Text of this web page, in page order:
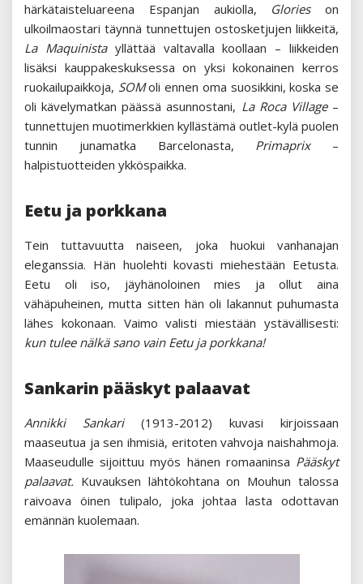
härkätaisteluareena Espanjan aukiolla, Glorieson
ulkoilmaostari täynnä tunnettujen ostosketjujen liikkeitä,
La Maquinistayllättää valtavalla koollaan – liikkeiden
lisäksi kauppakeskuksessa on yksi kokonainen kerros
ruokailupaikkoja, SOMoli ennen oma suosikkini, koska se
oli kävelymatkan päässä asunnostani, La Roca Village–
tunnettujen muotimerkkien kyllästämä outlet-kylä puolen
tunnin junamatka Barcelonasta, Primaprix–
halpistuotteiden ykköspaikka.
Eetu ja porkkana
Tein tuttavuutta naiseen, joka huokui vanhanajan
eleganssia. Hän huolehti kovasti miehestään Eetusta.
Eetu oli iso, jäyhänoloinen mies ja ollut aina
vähäpuheinen, mutta sitten hän oli lakannut puhumasta
lähes kokonaan. Vaimo valisti miestään ystävällisesti:
kun tulee nälkä sano vain Eetu ja porkkana!
Sankarin pääskyt palaavat
Annikki Sankari(1913-2012) kuvasi kirjoissaan
maaseutua ja sen ihmisiä, eritoten vahvoja naishahmoja.
Maaseudulle sijoittuu myös hänen romaaninsa Pääskyt
palaavat. Kuvauksen lähtökohtana on Mouhun talossa
raivoava öinen tulipalo, joka johtaa lasta odottavan
emännän kuolemaan.